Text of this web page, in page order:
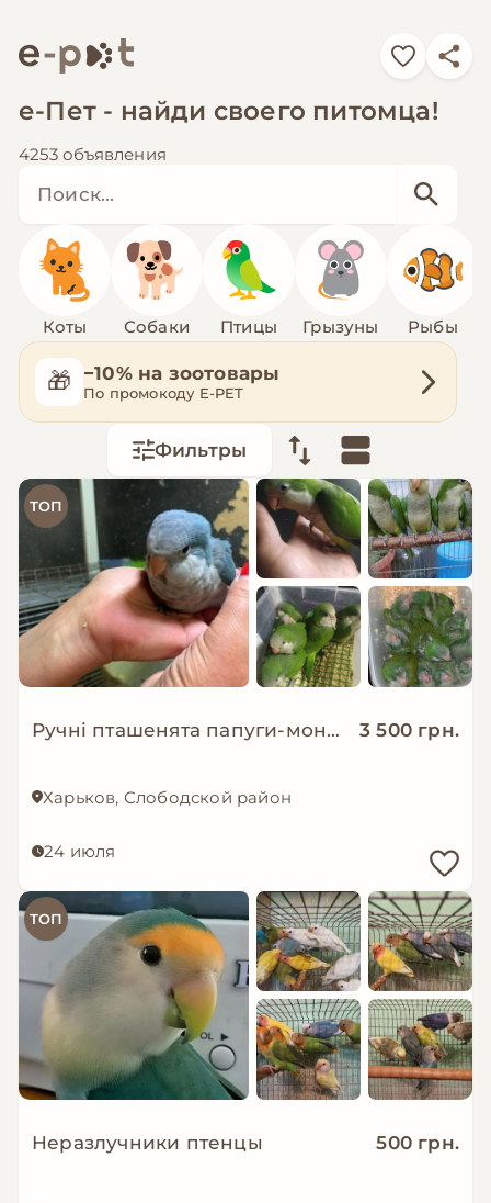
е-Пет - найди своего питомца!
4253 объявления
Коты Собаки Птицы Грызуны Рыбы
🎁 −10% на зоотовары
По промокоду E-PET
Фильтры
ТОП
Ручнi пташенята папуги-монаха 3 500 грн.
Харьков, Слободской район
24 июля
ТОП
Неразлучники птенцы 500 грн.